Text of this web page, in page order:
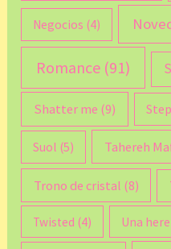
Negocios (4)
Romance (91)
Shatter me (9)
Suol (5) Tahereh
Trono de cristal (8)
Twisted (4) Una